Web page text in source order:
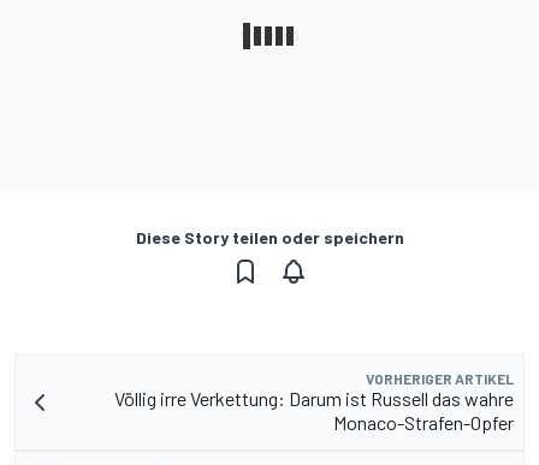
Diese Story teilen oder speichern
VORHERIGER ARTIKEL
Völlig irre Verkettung: Darum ist Russell das wahre
Monaco-Strafen-Opfer